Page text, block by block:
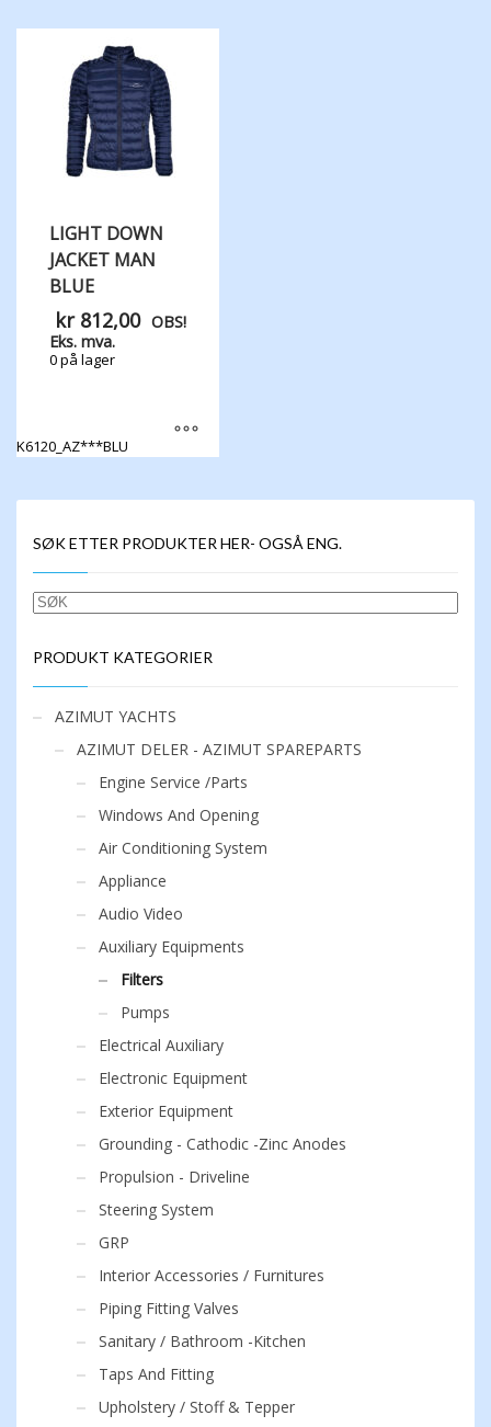
LIGHT DOWN
JACKET MAN
BLUE
kr812,00 OBS!
Eks. mva.
0 på lager
K6120_AZ***BLU
har
varianter.
Alternativene
kan
velges
produktsiden
SØK ETTER PRODUKTER HER- OGSÅ ENG.
SØK
PRODUKT KATEGORIER
AZIMUT YACHTS
AZIMUT DELER - AZIMUT SPAREPARTS
Engine Service /Parts
Windows And Opening
Air Conditioning System
Appliance
Audio Video
Auxiliary Equipments
Filters
Pumps
Electrical Auxiliary
Electronic Equipment
Exterior Equipment
Grounding - Cathodic -Zinc Anodes
Propulsion - Driveline
Steering System
GRP
Interior Accessories / Furnitures
Piping Fitting Valves
Sanitary / Bathroom -Kitchen
Taps And Fitting
Upholstery / Stoff & Tepper